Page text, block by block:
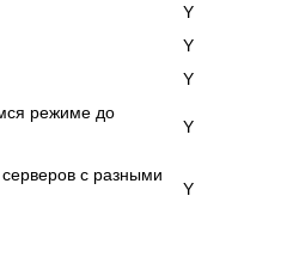
Y
Y
Y
режиме до
Y
с разными
Y